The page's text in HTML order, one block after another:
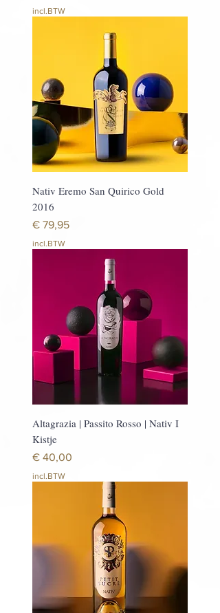
incl.BTW
Nativ Eremo San Quirico Gold
2016
Prijs
€ 79,95
incl.BTW
Altagrazia | Passito Rosso | Nativ I
Kistje
Prijs
€ 40,00
incl.BTW